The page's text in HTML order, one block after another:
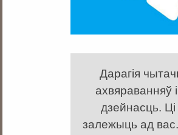
Дарагія
ахвяраванняў
дзейнасць.
залежыць ад